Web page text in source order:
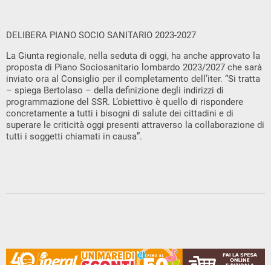
DELIBERA PIANO SOCIO SANITARIO 2023-2027
La Giunta regionale, nella seduta di oggi, ha anche approvato la
proposta di Piano Sociosanitario lombardo 2023/2027 che sarà
inviato ora al Consiglio per il completamento dell’iter. “Si tratta
– spiega Bertolaso – della definizione degli indirizzi di
programmazione del SSR. L’obiettivo è quello di rispondere
concretamente a tutti i bisogni di salute dei cittadini e di
superare le criticità oggi presenti attraverso la collaborazione di
tutti i soggetti chiamati in causa”.